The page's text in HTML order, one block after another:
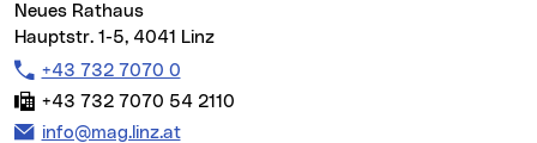
Neues Rathaus
Hauptstr. 1-5, 4041 Linz
Telefon:
+43 732 7070 0
Fax:
+43 732 7070 54 2110
E-Mail Adresse:
info@mag.linz.at